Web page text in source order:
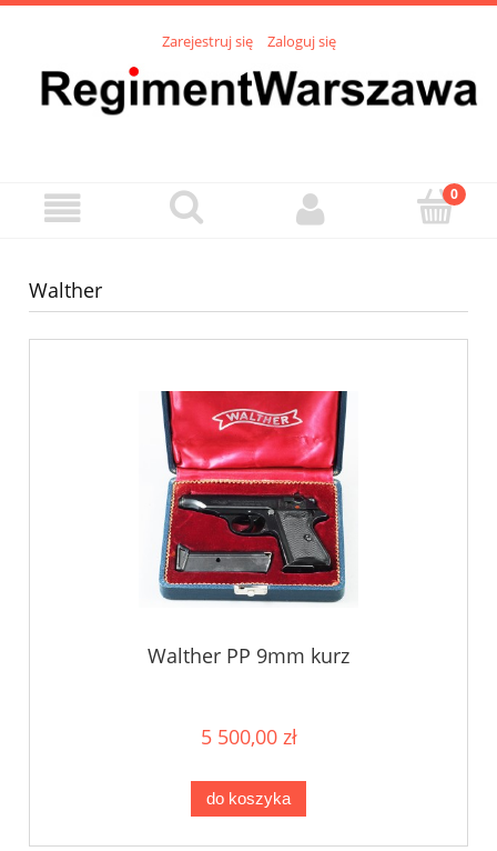
Zarejestruj się Zaloguj się
Walther
Walther PP 9mm kurz
5 500,00 zł
do koszyka